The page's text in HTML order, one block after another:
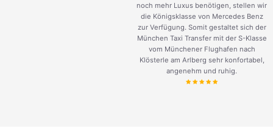
noch mehr Luxus benötigen, stellen wir
die Königsklasse von Mercedes Benz
zur Verfügung. Somit gestaltet sich der
München Taxi Transfer mit der S-Klasse
vom Münchener Flughafen nach
Klösterle am Arlberg sehr konfortabel,
angenehm und ruhig.